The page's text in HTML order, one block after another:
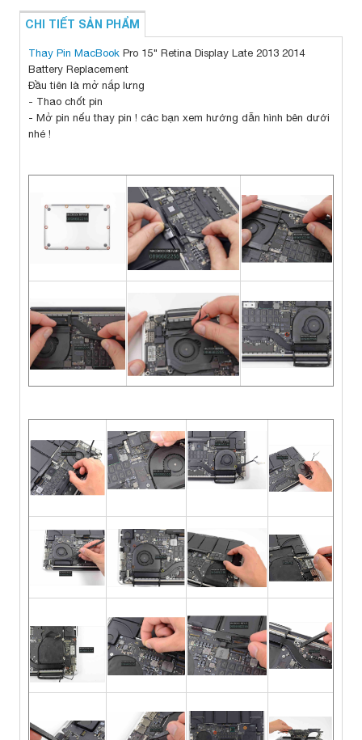
CHI TIẾT SẢN PHẨM
Thay Pin MacBook Pro 15" Retina Display Late 2013 2014
Battery Replacement
Đầu tiên là mở nắp lưng
- Thao chốt pin
- Mở pin nếu thay pin ! các bạn xem hướng dẫn hình bên dưới
nhé !